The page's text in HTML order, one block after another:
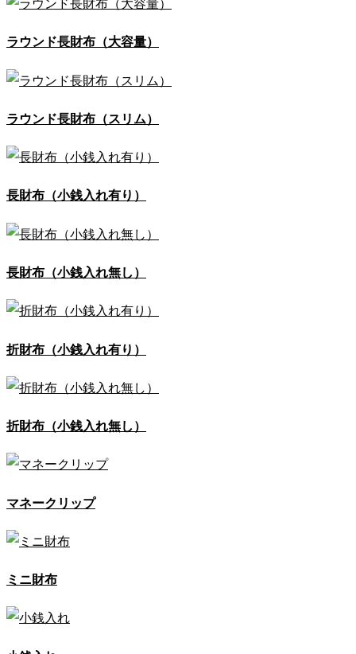
ラウンド長財布（大容量）
ラウンド長財布（スリム）
長財布（小銭入れ有り）
長財布（小銭入れ無し）
折財布（小銭入れ有り）
折財布（小銭入れ無し）
マネークリップ
ミニ財布